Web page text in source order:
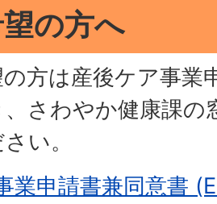
の方へ
方は産後ケア事業
さわやか健康課の
い。
業申請書兼同意書